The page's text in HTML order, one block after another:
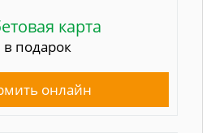
карта
в подарок
онлайн